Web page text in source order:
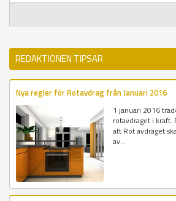
REDAKTIONEN TIPSAR
Nya regler för Rotavdrag från Januari 2016
1 januari 2016
rotavdraget i kraft.
att Rot avdraget
av...